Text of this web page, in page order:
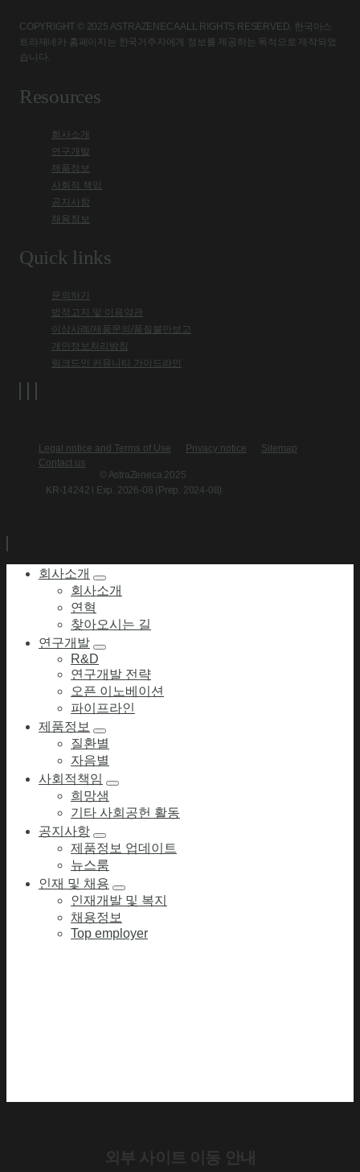
COPYRIGHT © 2025 ASTRAZENECA ALL RIGHTS RESERVED. 한국아스
트라제네카 홈페이지는 한국거주자에게 정보를 제공하는 목적으로 제작되었
습니다.
Resources
회사소개
연구개발
제품정보
사회적 책임
공지사항
채용정보
Quick links
문의하기
법적고지 및 이용약관
이상사례/제품문의/품질불만보고
개인정보처리방침
링크드인 커뮤니티 가이드라인
Legal notice and Terms of Use Privacy notice
Sitemap
Contact us
© AstraZeneca 2025
KR-14242 l Exp. 2026-08 (Prep. 2024-08)
회사소개
회사소개
연혁
찾아오시는 길
연구개발
R&D
연구개발 전략
오픈 이노베이션
파이프라인
제품정보
질환별
자음별
사회적책임
희망샘
기타 사회공헌 활동
공지사항
제품정보 업데이트
뉴스룸
인재 및 채용
인재개발 및 복지
채용정보
Top employer
외부 사이트 이동 안내